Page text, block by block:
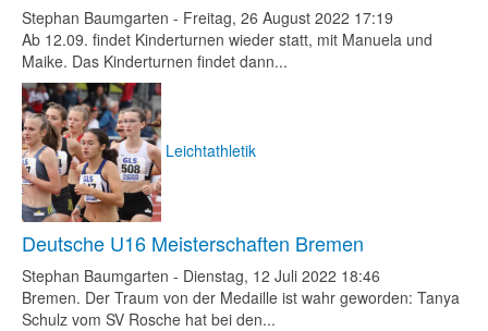
Stephan Baumgarten - Freitag, 26 August 2022 17:19
Ab 12.09. findet Kinderturnen wieder statt, mit Manuela und
Maike. Das Kinderturnen findet dann...
Leichtathletik
Deutsche U16 Meisterschaften Bremen
Stephan Baumgarten - Dienstag, 12 Juli 2022 18:46
Bremen. Der Traum von der Medaille ist wahr geworden: Tanya
Schulz vom SV Rosche hat bei den...